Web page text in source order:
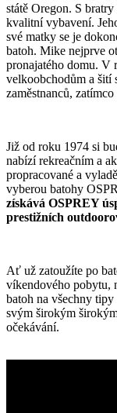
státě Oregon. S
kvalitní vybavení.
své matky se je
batoh. Mike nejprve
pronajatého domu. V
velkoobchodům a šití
zaměstnanců,
Již od roku 1974 si
nabízí rekreačním a
propracované a
vyberou batohy
získává OSPREY
prestižních
Ať už zatoužíte po
víkendového pobytu,
batoh na všechny
svým širokým
očekávání.